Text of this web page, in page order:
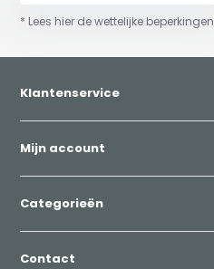
* Lees hier de wettelijke beperkingen
Klantenservice
Mijn account
Categorieën
Contact